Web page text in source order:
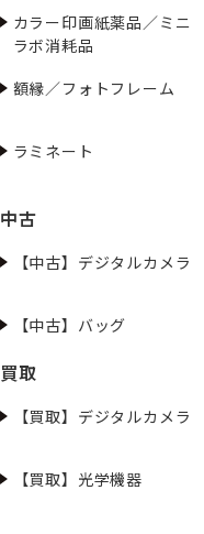
カラー印画紙薬品／ミニ
ラボ消耗品
額縁／フォトフレーム
ラミネート
中古
【中古】デジタルカメラ
【中古】バッグ
買取
【買取】デジタルカメラ
【買取】光学機器